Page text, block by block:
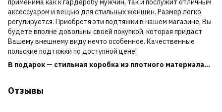
применима как к гардеробу мужчин, так и послужит отличным
аксессуаром и вещью для стильных женщин. Размер легко
регулируется. Приобретя эти подтяжки в нашем магазине, Вы
будете вполне довольны своей покупкой, которая придаст
Вашему внешнему виду нечто особенное. Качественные
польские подтяжки по доступной цене!
В подарок — стильная коробка из плотного материала...
Отзывы